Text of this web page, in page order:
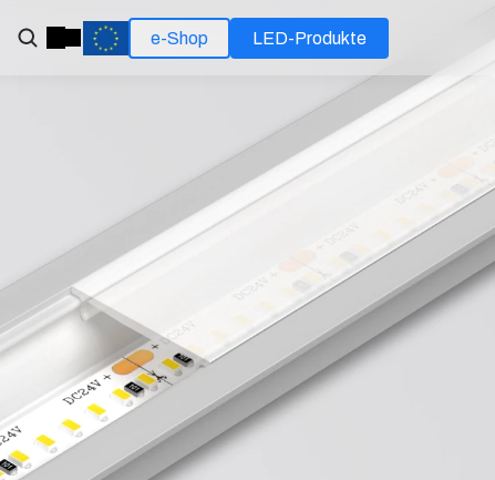
e-Shop LED-Produkte